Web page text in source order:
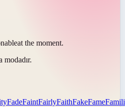
at the moment.
modadır.
FadeFaintFairlyFaithFakeFame